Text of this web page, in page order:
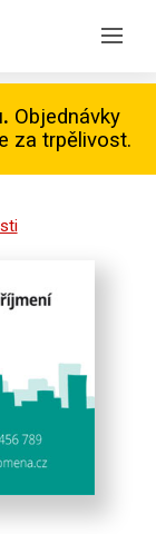
Objednávky
za trpělivost.